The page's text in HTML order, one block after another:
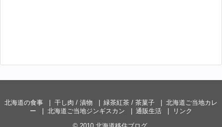
北海道の食事 干し肉 / 漬物 緑茶紅茶 / 茶菓子
北海道ご当地カレ
ー
北海道ご当地ジンギスカン 通販生活
リンク